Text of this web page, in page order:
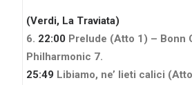
(Verdi, La Traviata)
6. 22:00 Prelude (Atto 1) – Bonn
Philharmonic 7.
25:49 Libiamo, ne’ lieti calici